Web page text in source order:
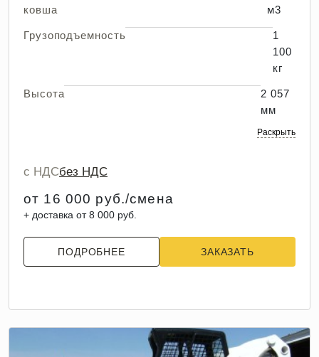
ковша
м3
Грузоподъемность
1
100
кг
Высота
2 057
мм
Раскрыть
с НДСбез НДС
от 16 000 руб./смена
+ доставка от 8 000 руб.
ПОДРОБНЕЕ ЗАКАЗАТЬ